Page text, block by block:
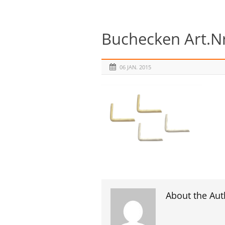
Buchecken
06 JAN. 2015
About the